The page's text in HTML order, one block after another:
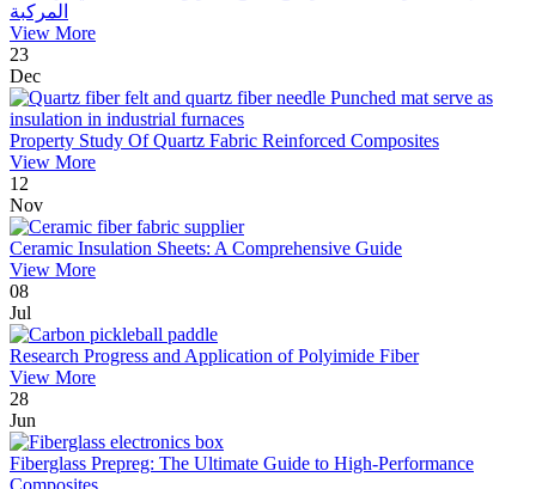
المركبة
View More
23
Dec
Property Study Of Quartz Fabric Reinforced Composites
View More
12
Nov
Ceramic Insulation Sheets: A Comprehensive Guide
View More
08
Jul
Research Progress and Application of Polyimide Fiber
View More
28
Jun
Fiberglass Prepreg: The Ultimate Guide to High-Performance
Composites